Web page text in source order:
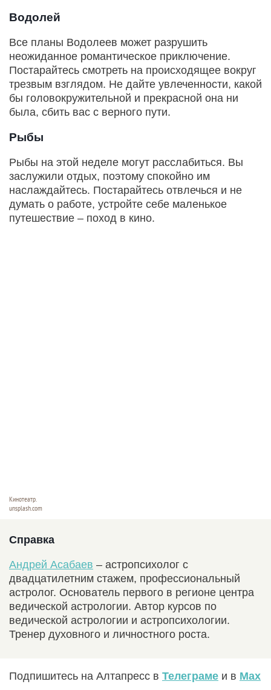
Водолей
Все планы Водолеев может разрушить
неожиданное романтическое приключение.
Постарайтесь смотреть на происходящее вокруг
трезвым взглядом. Не дайте увлеченности, какой
бы головокружительной и прекрасной она ни
была, сбить вас с верного пути.
Рыбы
Рыбы на этой неделе могут расслабиться. Вы
заслужили отдых, поэтому спокойно им
наслаждайтесь. Постарайтесь отвлечься и не
думать о работе, устройте себе маленькое
путешествие – поход в кино.
Кинотеатр.
unsplash.com
Справка
Андрей Асабаев – астропсихолог с
двадцатилетним стажем, профессиональный
астролог. Основатель первого в регионе центра
ведической астрологии. Автор курсов по
ведической астрологии и астропсихологии.
Тренер духовного и личностного роста.
Подпишитесь на Алтапресс в Телеграме и в Max